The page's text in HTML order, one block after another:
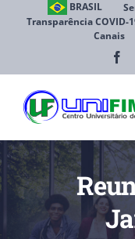
BRASIL
Transparência COVID-
Canais